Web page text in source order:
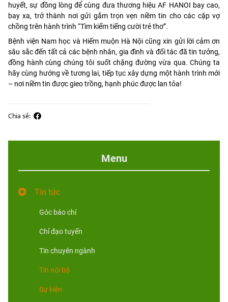
huyết, sự đồng lòng để cùng đưa thương hiệu AF HANOI bay cao,
bay xa, trở thành nơi gửi gắm trọn vẹn niềm tin cho các cặp vợ
chồng trên hành trình “Tìm kiếm tiếng cười trẻ thơ”.
Bệnh viện Nam học và Hiếm muộn Hà Nội cũng xin gửi lời cảm ơn
sâu sắc đến tất cả các bệnh nhân, gia đình và đối tác đã tin tưởng,
đồng hành cùng chúng tôi suốt chặng đường vừa qua. Chúng ta
hãy cùng hướng về tương lai, tiếp tục xây dựng một hành trình mới
– nơi niềm tin được gieo trồng, hạnh phúc được lan tỏa!
Chia sẻ:
Menu
Tin tức
Góc báo chí
Chỉ đạo tuyến
Tin chuyên ngành
Tin nội bộ
Sự kiện